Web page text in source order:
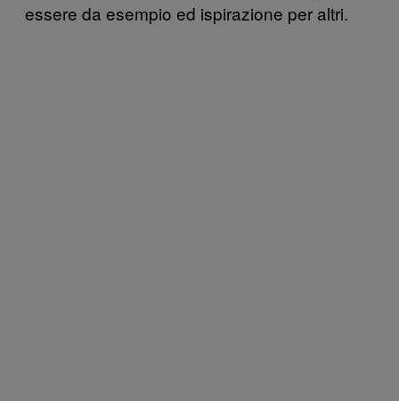
essere da esempio ed ispirazione per altri.